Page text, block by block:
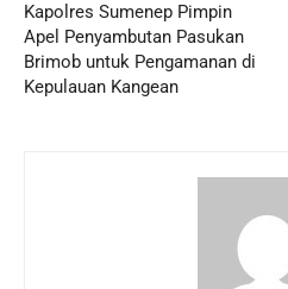
Kapolres Sumenep Pimpin
Apel Penyambutan Pasukan
Brimob untuk Pengamanan di
Kepulauan Kangean